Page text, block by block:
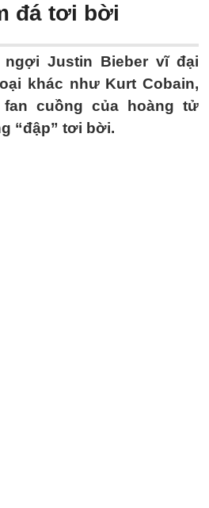
đá tơi bời
ngợi Justin Bieber vĩ đại
khác như Kurt Cobain,
fan cuồng của hoàng tử
“đập” tơi bời.